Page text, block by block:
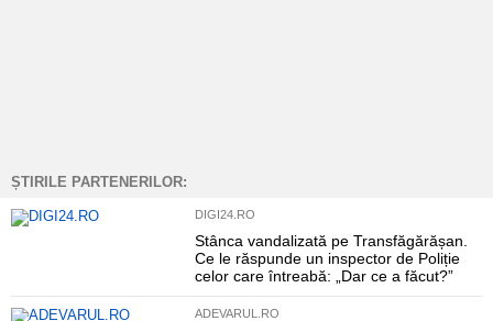
ȘTIRILE PARTENERILOR:
DIGI24.RO
Stânca vandalizată pe Transfăgărășan.
Ce le răspunde un inspector de Poliție
celor care întreabă: „Dar ce a făcut?”
ADEVARUL.RO